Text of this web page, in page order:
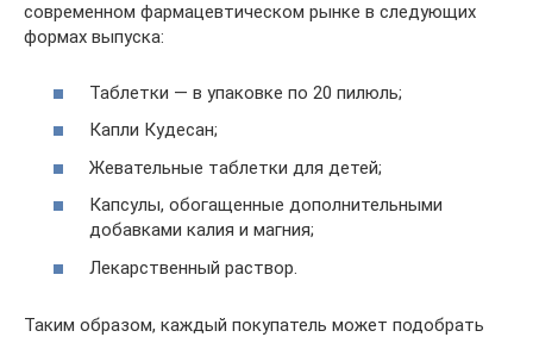
современном фармацевтическом рынке в следующих
формах выпуска:
Таблетки — в упаковке по 20 пилюль;
Капли Кудесан;
Жевательные таблетки для детей;
Капсулы, обогащенные дополнительными
добавками калия и магния;
Лекарственный раствор.
Таким образом, каждый покупатель может подобрать